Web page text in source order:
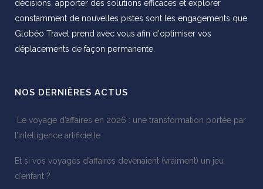
décisions, apporter des solutions efficaces et explorer
constamment de nouvelles pistes sont les engagements que
Globéo Travel prend avec vous afin d'optimiser vos
déplacements de façon permanente.
NOS DERNIÈRES ACTUS
Le voyage d’affaires en 2026 : une transformation portée par
l’intelligence artificielle
Et si vos voyages d’affaires devenaient (vraiment) un jeu
d’enfant ?